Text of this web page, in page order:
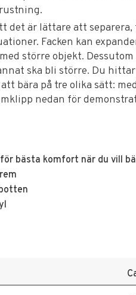
det är lättare att separera,
Facken kan
större objekt.
ska bli större. Du
bära på tre olika sätt:
nedan för
bästa komfort när du vill